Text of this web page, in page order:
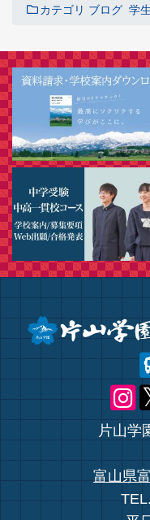
カテゴリ ブログ 学
片山学
富山県
TEL.